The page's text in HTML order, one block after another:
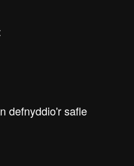
defnyddio'r safle